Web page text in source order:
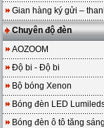
Gian hàng ký gửi –
Chuyên độ đèn
AOZOOM
Độ bi - Độ bi
Bộ bóng Xenon
Bóng đèn LED
Bóng đèn ô tô tăng sáng